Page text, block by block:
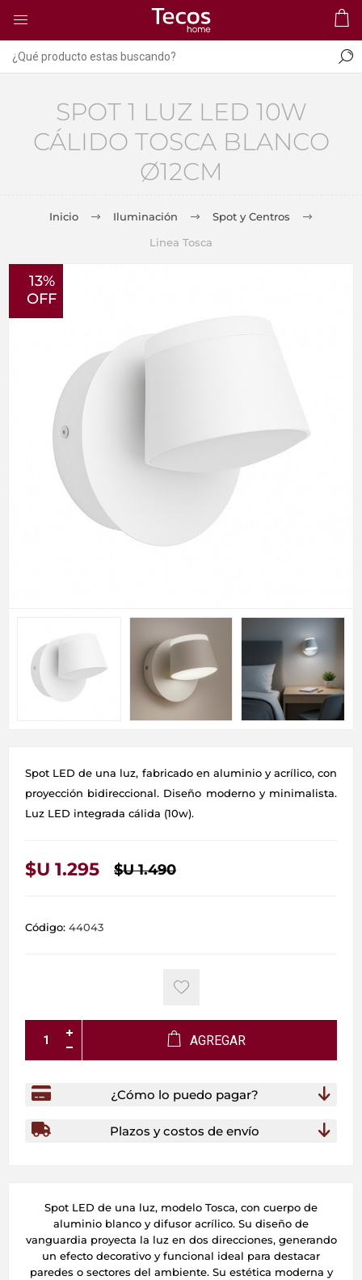
SPOT 1 LUZ LED 10W
CÁLIDO TOSCA BLANCO
Ø12CM
Inicio Iluminación
Spot y Centros
Linea Tosca
13%
OFF
Spot LED de una luz, fabricado en aluminio y acrílico, con
proyección bidireccional. Diseño moderno y minimalista.
Luz LED integrada cálida (10w).
$U 1.295 $U 1.490
Código: 44043
AGREGAR
¿Cómo lo puedo pagar?
Plazos y costos de envío
Spot LED de una luz, modelo Tosca, con cuerpo de
aluminio blanco y difusor acrílico. Su diseño de
vanguardia proyecta la luz en dos direcciones, generando
un efecto decorativo y funcional ideal para destacar
paredes o sectores del ambiente. Su estética moderna y